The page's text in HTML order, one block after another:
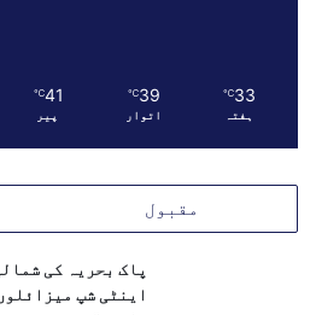
33
℃
ہفتہ
39
℃
اتوار
41
℃
پیر
مقبول
پاک بحریہ کی
اینٹی شپ